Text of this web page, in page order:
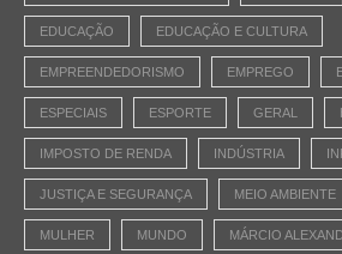
EDUCAÇÃO EDUCAÇÃO E CULTURA
EMPREENDEDORISMO EMPREGO
ESPECIAIS ESPORTE GERAL
IMPOSTO DE RENDA INDÚSTRIA
JUSTIÇA E SEGURANÇA MEIO AMBIENTE
MULHER MUNDO MÁRCIO